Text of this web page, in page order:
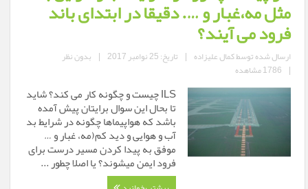
مثل مه،غبار و …. دقیقا در ابتدای باند
فرود می آیند؟
ارسال شده توسطکمال علیزاده | تاریخ: 25 نوامبر 2017 | بدون نظر
| 1786 مشاهده
ILS چیست و چگونه کار می کند؟ شاید
تا بحال این سوال برایتان پیش آمده
باشد که هواپیماها چگونه در شرایط بد
آب و هوایی و دید کم(مه، غبار و …
موفق به پیدا کردن مسیر درست برای
فرود ایمن میشوند؟ یا اصلا چطور ...